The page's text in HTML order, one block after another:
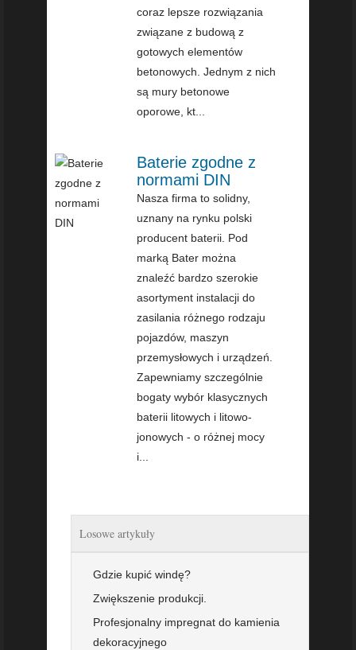
coraz lepsze rozwiązania
związane z budową z
gotowych elementów
betonowych. Jednym z nich
są mury betonowe
oporowe, kt...
Baterie zgodne z
normami DIN
Nasza firma to solidny,
uznany na rynku polski
producent baterii. Pod
marką Bater można
znaleźć bardzo szerokie
asortyment instalacji do
zasilania różnego rodzaju
pojazdów, maszyn
przemysłowych i urządzeń.
Zapewniamy szczególnie
bogaty wybór klasycznych
baterii litowych i litowo-
jonowych - o różnej mocy
i...
Losowe artykuły
Gdzie kupić windę?
Zwiększenie produkcji.
Profesjonalny impregnat do kamienia
dekoracyjnego